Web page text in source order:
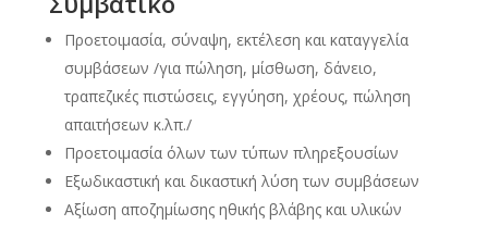
Προετοιμασία, σύναψη, εκτέλεση και καταγγελία
συμβάσεων /για πώληση, μίσθωση, δάνειο,
τραπεζικές πιστώσεις, εγγύηση, χρέους, πώληση
απαιτήσεων κ.λπ./
Προετοιμασία όλων των τύπων πληρεξουσίων
Εξωδικαστική και δικαστική λύση των συμβάσεων
Αξίωση αποζημίωσης ηθικής βλάβης και υλικών